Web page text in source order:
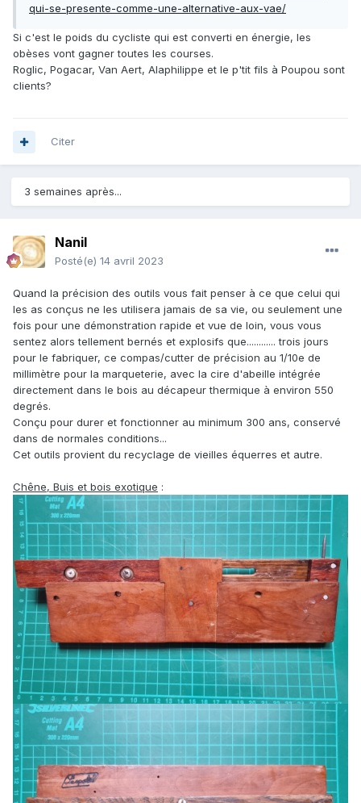
qui-se-presente-comme-une-alternative-aux-vae/
Si c'est le poids du cycliste qui est converti en énergie, les
obèses vont gagner toutes les courses.
Roglic, Pogacar, Van Aert, Alaphilippe et le p'tit fils à Poupou sont
clients?
Citer
3 semaines après...
Nanil
Posté(e) 14 avril 2023
Quand la précision des outils vous fait penser à ce que celui qui
les as conçus ne les utilisera jamais de sa vie, ou seulement une
fois pour une démonstration rapide et vue de loin, vous vous
sentez alors tellement bernés et explosifs que............ trois jours
pour le fabriquer, ce compas/cutter de précision au 1/10e de
millimètre pour la marqueterie, avec la cire d'abeille intégrée
directement dans le bois au décapeur thermique à environ 550
degrés.
Conçu pour durer et fonctionner au minimum 300 ans, conservé
dans de normales conditions...
Cet outils provient du recyclage de vieilles équerres et autre.
Chêne, Buis et bois exotique :